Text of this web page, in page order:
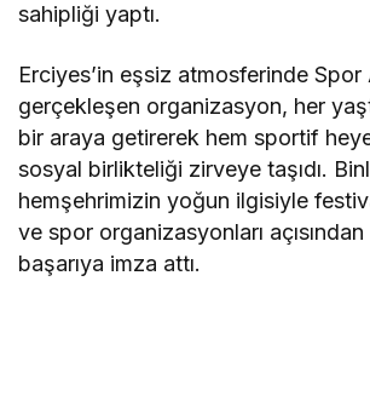
sahipliği yaptı.
Erciyes’in eşsiz atmosferinde Spor
gerçekleşen organizasyon, her
bir araya getirerek hem sportif
sosyal birlikteliği zirveye taşıdı.
hemşehrimizin yoğun ilgisiyle
ve spor organizasyonları
başarıya imza attı.